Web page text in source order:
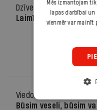
Dzīve
Laimīgās rētas
Viedoklis
Būsim veseli, būsim
Mēs izmantojam
lapas darbībai
vienmēr var mainīt